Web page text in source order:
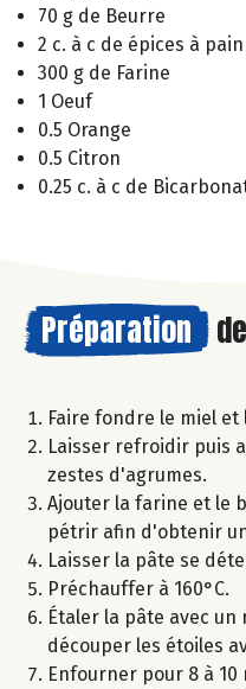
70 g de Beurre
2 c. à c de épices à
300 g de Farine
1 Oeuf
0.5 Orange
0.5 Citron
0.25 c. à c de
Préparation
Faire fondre le miel
Laisser refroidir puis
zestes d'agrumes.
Ajouter la farine et le
pétrir afin d'obtenir
Laisser la pâte se
Préchauffer à 160°C.
Étaler la pâte avec
découper les étoiles
Enfourner pour 8 à 10